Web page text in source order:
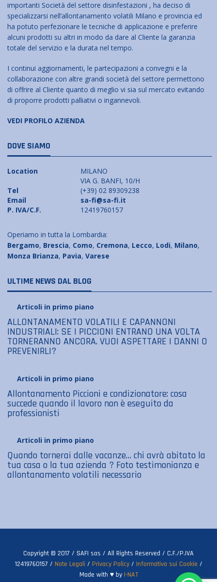
importanti Società del settore disinfestazioni , ha deciso di
specializzarsi nell’allontanamento volatili Milano e provincia ed
ha potuto perfezionare le tecniche di applicazione e preferire
alcuni prodotti su altri in modo da dare al Cliente la garanzia
totale del servizio e la durata nel tempo.
I continui aggiornamenti, le partecipazioni a convegni e la
collaborazione con altre grandi società del settore permettono
di offrire al Cliente quanto di meglio vi sia sul mercato evitando
di proporre prodotti palliativi o ingannevoli.
VEDI PROFILO AZIENDA
DOVE SIAMO
Location
MILANO
VIA G. BANFI, 10/H
Tel
(+39) 02 89309238
Email
sa-fi@sa-fi.it
P. IVA/C.F.
12419760157
Operiamo in tutta la Lombardia:
Bergamo, Brescia, Como, Cremona, Lecco, Lodi, Milano,
Monza Brianza, Pavia, Varese
ULTIME NEWS DAL BLOG
Articoli in primo piano
ALLONTANAMENTO VOLATILI E CAPANNONI
INDUSTRIALI: SE I PICCIONI ENTRANO UNA VOLTA
TORNERANNO ANCORA. VUOI ASPETTARE I DANNI O
PREVENIRLI?
Articoli in primo piano
Allontanamento Piccioni e condizionatore: cosa
succede quando il lavoro non è eseguito da
professionisti
Articoli in primo piano
Quando tornerai dalle vacanze… chi avrà abitato la
tua casa o la tua azienda ? Foto testimonianza e
allontanamento volatili necessario
Copyright © 2017 / SAFI sas / All Rights Reserved / C.F./P.IVA
12419760157 / Note Legali / Privacy Policy/ Informativa sui Cookie /
Made with ♥ by I-NAT